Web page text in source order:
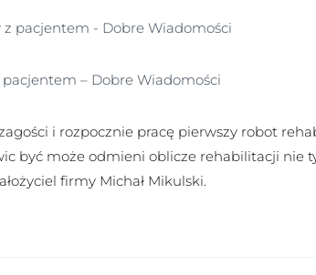
– Dobre Wiadomości
i rozpocznie pracę pierwszy robot
być może odmieni oblicze rehabilitacji nie
firmy Michał Mikulski.